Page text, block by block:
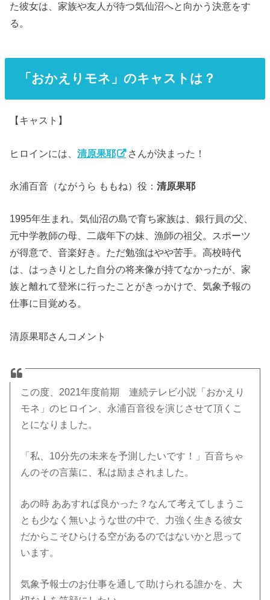
た彼女は、家族や友人が待つ気仙沼へと向かう決意をす
る。
「おかえりモネ」のキャストは？
【キャスト】
ヒロインには、清原果耶 さんが決まった！
永浦百音（ながうら ももね）役：清原果耶
1995年生まれ。気仙沼の島で育ち家族は、銀行員の父、
元中学教師の母、二歳年下の妹、漁師の祖父。スポーツ
が得意で、音楽好き。ただ勉強はやや苦手。高校時代
は、はっきりとした自分の将来像が持てなかったが、家
族と離れて登米に行ったことがきっかけで、気象予報の
仕事に目覚める。
清原果耶さんコメント
この度、2021年度前期 連続テレビ小説「おかえり
モネ」のヒロイン、永浦百音役を演じさせて頂くこ
とになりました。
「私、10分先の未来を予測したいです！」百音ちゃ
んのその言葉に、私は励まされました。
あの時 ああすれば良かった？なんて考えてしまうこ
とも少なく無いような世の中で、力強く生きる彼女
だからこそひらける空があるのではないかと思って
います。
気象予報士のお仕事を通して助けられる誰かを、大